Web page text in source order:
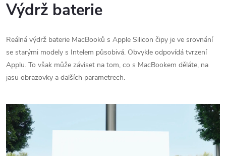
Výdrž baterie
Reálná výdrž baterie MacBooků s Apple Silicon čipy je ve srovnání
se starými modely s Intelem působivá. Obvykle odpovídá tvrzení
Applu. To však může záviset na tom, co s MacBookem děláte, na
jasu obrazovky a dalších parametrech.